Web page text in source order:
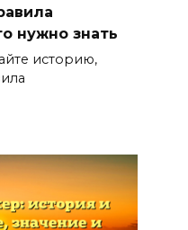
нужно знать
историю,